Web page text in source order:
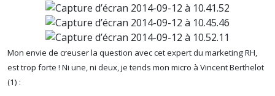
Mon envie de creuser la question avec cet expert du marketing RH,
est trop forte ! Ni une, ni deux, je tends mon micro à Vincent Berthelot
(1) :